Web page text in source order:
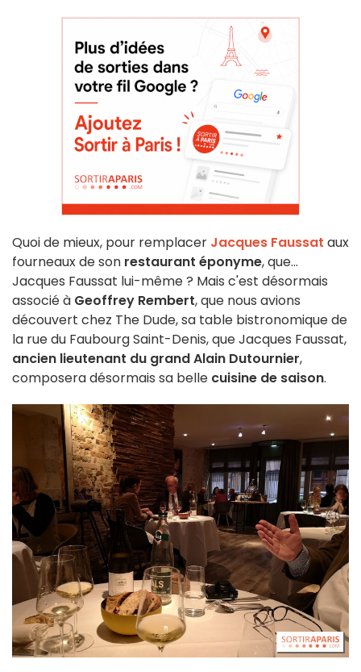
Quoi de mieux, pour remplacer Jacques Faussat aux
fourneaux de son restaurant éponyme, que...
Jacques Faussat lui-même ? Mais c'est désormais
associé à Geoffrey Rembert, que nous avions
découvert chez The Dude, sa table bistronomique de
la rue du Faubourg Saint-Denis, que Jacques Faussat,
ancien lieutenant du grand Alain Dutournier,
composera désormais sa belle cuisine de saison.